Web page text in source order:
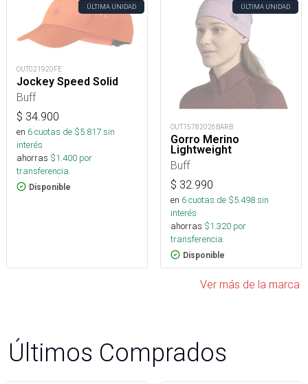
ÚLTIMA UNIDAD
OUT021920FE
Jockey Speed Solid
Buff
$ 34.900
en 6cuotas de $5.817sin
interés
ahorras $1.400 por
transferencia.
Disponible
ÚLTIMA UNIDAD
OUT15782026BARB
Gorro Merino
Lightweight
Buff
$ 32.990
en 6cuotas de $5.498sin
interés
ahorras $1.320 por
transferencia.
Disponible
Ver más de la marca
Últimos Comprados